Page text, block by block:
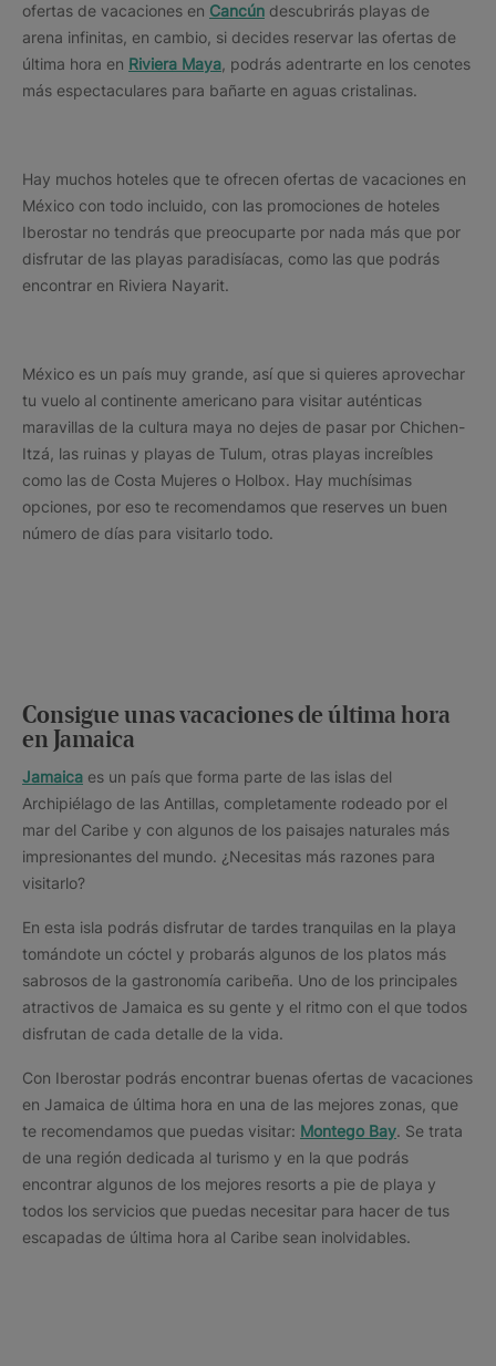
ofertas de vacaciones en Cancún descubrirás playas de
arena infinitas, en cambio, si decides reservar las ofertas de
última hora en Riviera Maya , podrás adentrarte en los cenotes
más espectaculares para bañarte en aguas cristalinas.
Hay muchos hoteles que te ofrecen ofertas de vacaciones en
México con todo incluido, con las promociones de hoteles
Iberostar no tendrás que preocuparte por nada más que por
disfrutar de las playas paradisíacas, como las que podrás
encontrar en Riviera Nayarit.
México es un país muy grande, así que si quieres aprovechar
tu vuelo al continente americano para visitar auténticas
maravillas de la cultura maya no dejes de pasar por Chichen-
Itzá, las ruinas y playas de Tulum, otras playas increíbles
como las de Costa Mujeres o Holbox. Hay muchísimas
opciones, por eso te recomendamos que reserves un buen
número de días para visitarlo todo.
Consigue unas vacaciones de última hora
en Jamaica
Jamaica es un país que forma parte de las islas del
Archipiélago de las Antillas, completamente rodeado por el
mar del Caribe y con algunos de los paisajes naturales más
impresionantes del mundo. ¿Necesitas más razones para
visitarlo?
En esta isla podrás disfrutar de tardes tranquilas en la playa
tomándote un cóctel y probarás algunos de los platos más
sabrosos de la gastronomía caribeña. Uno de los principales
atractivos de Jamaica es su gente y el ritmo con el que todos
disfrutan de cada detalle de la vida.
Con Iberostar podrás encontrar buenas ofertas de vacaciones
en Jamaica de última hora en una de las mejores zonas, que
te recomendamos que puedas visitar: Montego Bay. Se trata
de una región dedicada al turismo y en la que podrás
encontrar algunos de los mejores resorts a pie de playa y
todos los servicios que puedas necesitar para hacer de tus
escapadas de última hora al Caribe sean inolvidables.